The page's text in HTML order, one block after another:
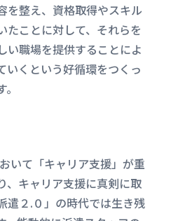
を整え、資格取得やスキル
たことに対して、それらを
い職場を提供することによ
いくという好循環をつくっ
いて「キャリア支援」が重
、キャリア支援に真剣に取
遣２.０」 の時代では生き残